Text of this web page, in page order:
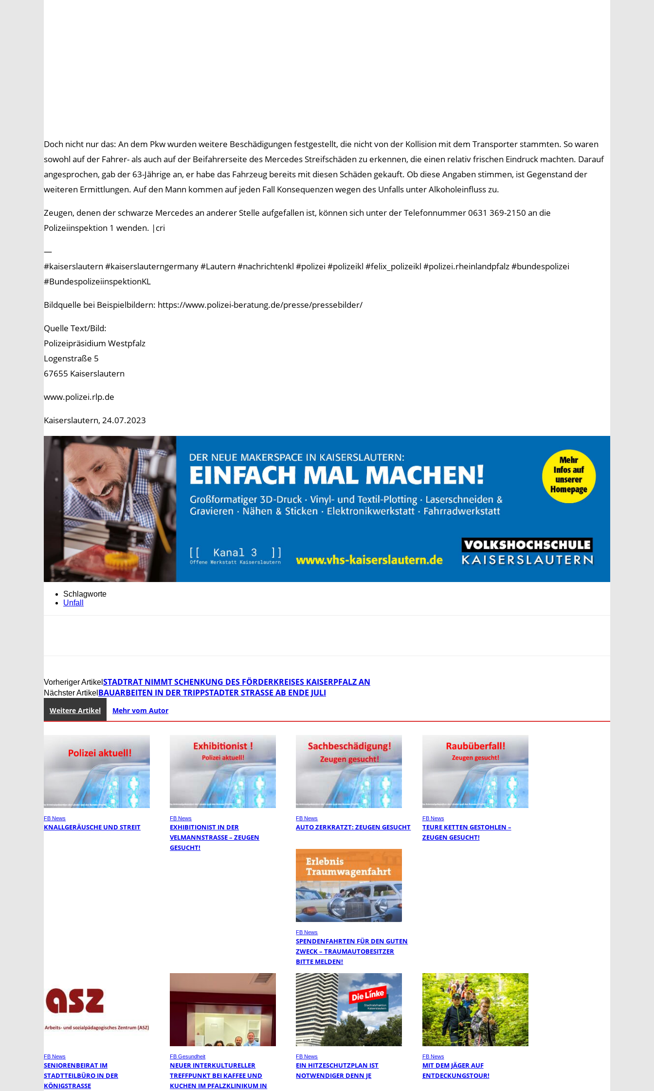
Doch nicht nur das: An dem Pkw wurden weitere Beschädigungen festgestellt, die nicht von der Kollision mit dem Transporter stammten. So waren
sowohl auf der Fahrer- als auch auf der Beifahrerseite des Mercedes Streifschäden zu erkennen, die einen relativ frischen Eindruck machten. Darauf
angesprochen, gab der 63-Jährige an, er habe das Fahrzeug bereits mit diesen Schäden gekauft. Ob diese Angaben stimmen, ist Gegenstand der
weiteren Ermittlungen. Auf den Mann kommen auf jeden Fall Konsequenzen wegen des Unfalls unter Alkoholeinfluss zu.
Zeugen, denen der schwarze Mercedes an anderer Stelle aufgefallen ist, können sich unter der Telefonnummer 0631 369-2150 an die
Polizeiinspektion 1 wenden. |cri
—
#kaiserslautern #kaiserslauterngermany #Lautern #nachrichtenkl #polizei #polizeikl #felix_polizeikl #polizei.rheinlandpfalz #bundespolizei
#BundespolizeiinspektionKL
Bildquelle bei Beispielbildern: https://www.polizei-beratung.de/presse/pressebilder/
Quelle Text/Bild:
Polizeipräsidium Westpfalz
Logenstraße 5
67655 Kaiserslautern
www.polizei.rlp.de
Kaiserslautern, 24.07.2023
Schlagworte
Unfall
Vorheriger Artikel STADTRAT NIMMT SCHENKUNG DES FÖRDERKREISES KAISERPFALZ AN
Nächster Artikel BAUARBEITEN IN DER TRIPPSTADTER STRASSE AB ENDE JULI
Weitere Artikel Mehr vom Autor
FB News
KNALLGERÄUSCHE UND STREIT
FB News
EXHIBITIONIST IN DER
VELMANNSTRASSE – ZEUGEN G
ESUCHT!
FB News
AUTO ZERKRATZT: ZEUGEN GESUCHT
FB News
TEURE KETTEN GESTOHLEN –
ZEUGEN GESUCHT!
FB News
SPENDENFAHRTEN FÜR DEN GUTEN
ZWECK – TRAUMAUTOBESITZER
BITTE MELDEN!
FB News
SENIORENBEIRAT IM
STADTTEILBÜRO IN DER
KÖNIGSTRASSE
FB Gesundheit
NEUER INTERKULTURELLER
TREFFPUNKT BEI KAFFEE UND
KUCHEN IM PFALZKLINIKUM IN
FB News
EIN HITZESCHUTZPLAN IST
NOTWENDIGER DENN JE
FB News
MIT DEM JÄGER AUF
ENTDECKUNGSTOUR!